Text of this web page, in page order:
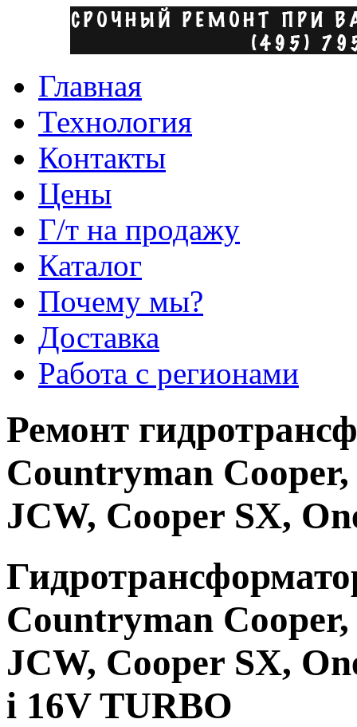
Главная
Технология
Контакты
Цены
Г/т на продажу
Каталог
Почему мы?
Доставка
Работа с регионами
Ремонт
Countryman
JCW, Cooper SX,
Countryman
JCW, Cooper SX,
i 16V TURBO